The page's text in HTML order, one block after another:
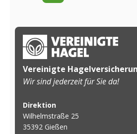
Vereinigte
Wir sind jederzeit für Sie da!
Direktion
Wilhelmstraße 25
35392 Gießen